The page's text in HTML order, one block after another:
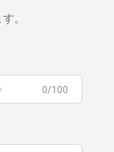
。
0/100